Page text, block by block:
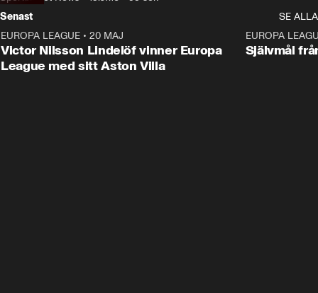
Senast
SE ALLA
EUROPA LEAGUE • 20 MAJ
Victor Nilsson Lindelöf vinner Europa
League med sitt Aston Villa
EUROPA
Självmål